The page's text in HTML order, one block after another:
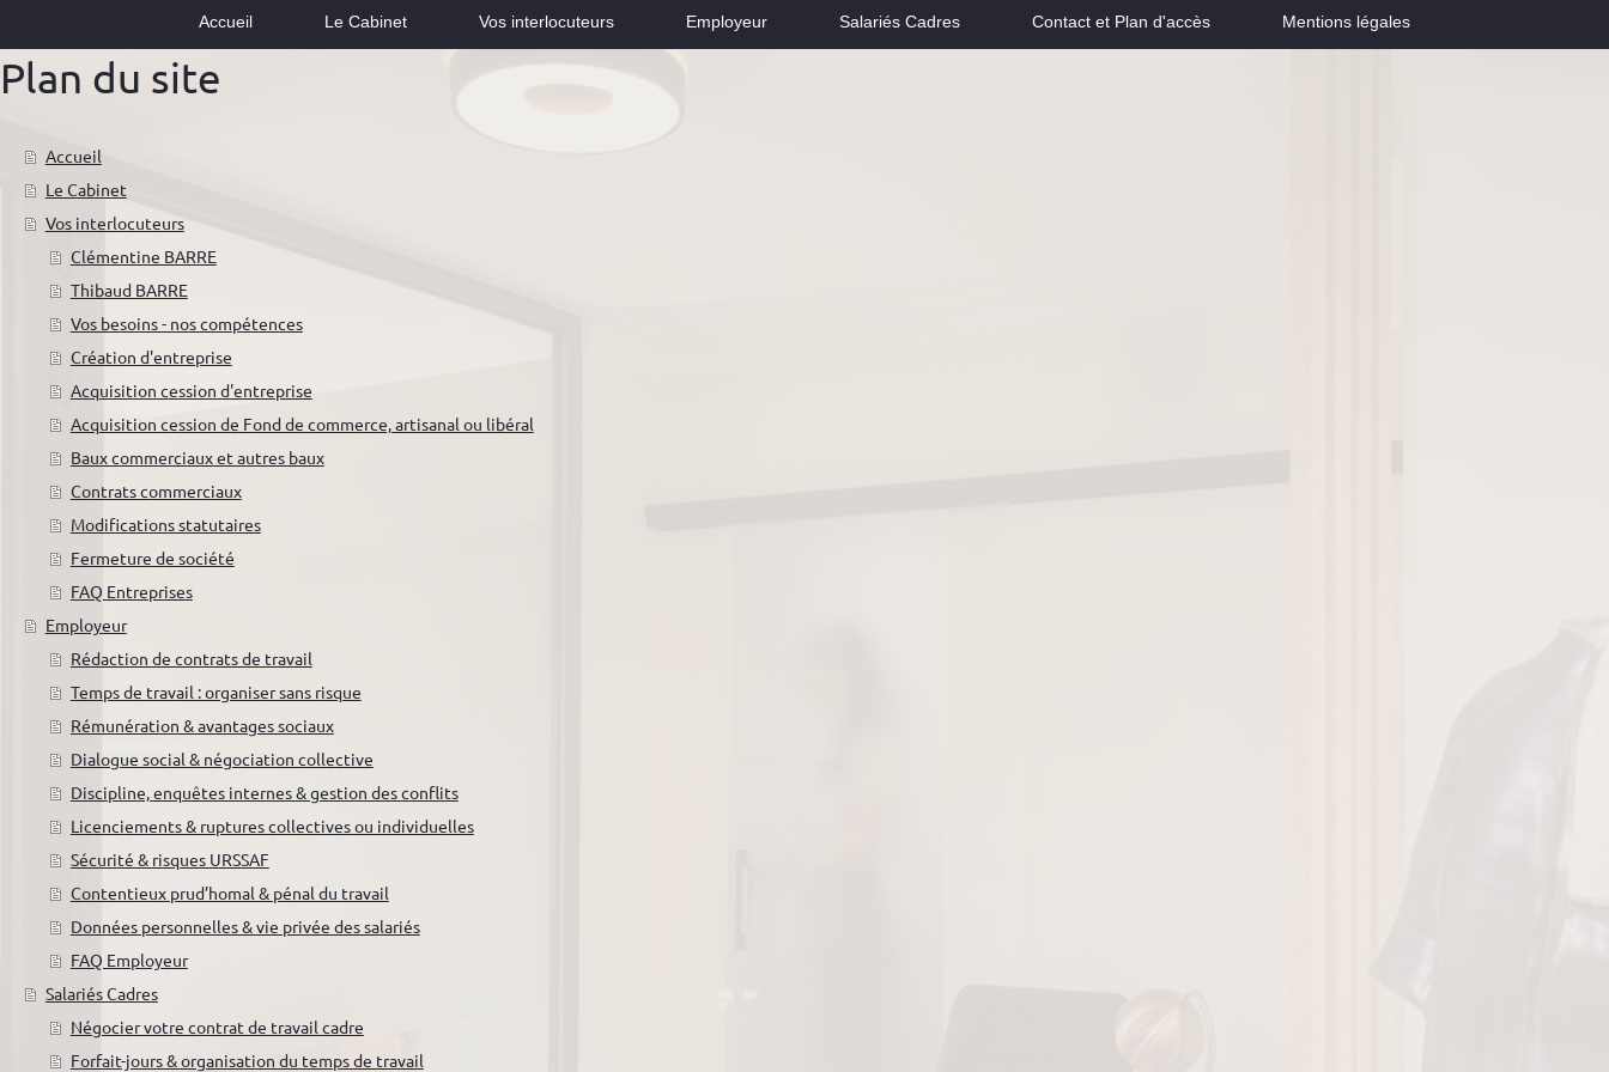
Accueil Le Cabinet Vos interlocuteurs Employeur Salariés Cadres Contact et Plan d'accès Mentions légales
Plan du site
Accueil
Le Cabinet
Vos interlocuteurs
Clémentine BARRE
Thibaud BARRE
Vos besoins - nos compétences
Création d'entreprise
Acquisition cession d'entreprise
Acquisition cession de Fond de commerce, artisanal ou libéral
Baux commerciaux et autres baux
Contrats commerciaux
Modifications statutaires
Fermeture de société
FAQ Entreprises
Employeur
Rédaction de contrats de travail
Temps de travail : organiser sans risque
Rémunération & avantages sociaux
Dialogue social & négociation collective
Discipline, enquêtes internes & gestion des conflits
Licenciements & ruptures collectives ou individuelles
Sécurité & risques URSSAF
Contentieux prud’homal & pénal du travail
Données personnelles & vie privée des salariés
FAQ Employeur
Salariés Cadres
Négocier votre contrat de travail cadre
Forfait-jours & organisation du temps de travail